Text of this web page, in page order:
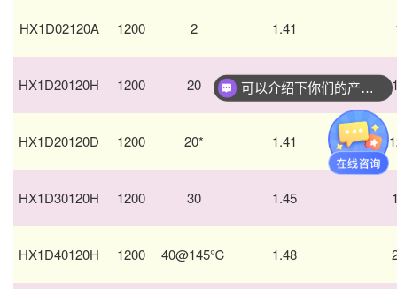
HX1D02120A 1200 2 1.41
HX1D20120H 1200 20 1.39
HX1D20120D 1200 20* 1.41
HX1D30120H 1200 30 1.45
HX1D40120H 1200 40@145℃ 1.48
你们是怎么收费的呢？